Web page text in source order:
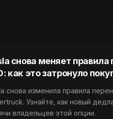
снова меняет правила
как это затронуло
снова изменила правила
Узнайте, как новый
владельцев этой опции.